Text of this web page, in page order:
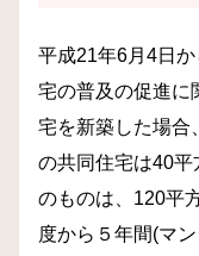
平成21年6月4日
宅の普及の促進に
宅を新築した場合
の共同住宅は40
のものは、120平
度から５年間(マ